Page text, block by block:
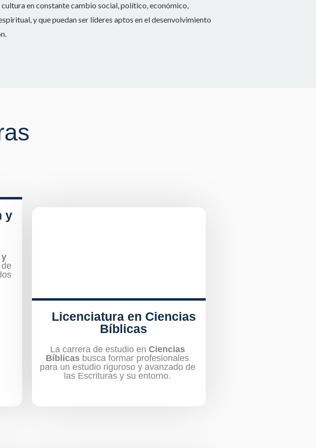
cultura en constante cambio social, político, económico,
y que puedan ser líderes aptos en el desenvolvimiento
y
y
Licenciatura en Ciencias
Bíblicas
La carrera de estudio en Ciencias
Bíblicas busca formar profesionales
para un estudio riguroso y avanzado de
las Escrituras y su entorno.